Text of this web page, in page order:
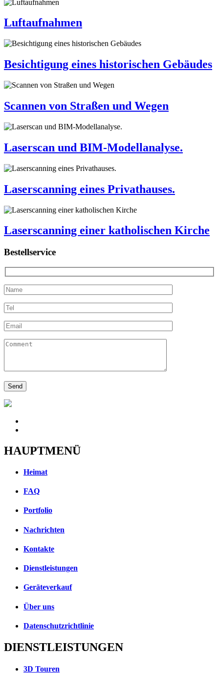
Luftaufnahmen
Besichtigung eines historischen Gebäudes
Scannen von Straßen und Wegen
Laserscan und BIM-Modellanalyse.
Laserscanning eines Privathauses.
Laserscanning einer katholischen Kirche
Bestellservice
HAUPTMENÜ
Heimat
FAQ
Portfolio
Nachrichten
Kontakte
Dienstleistungen
Geräteverkauf
Über uns
Datenschutzrichtlinie
DIENSTLEISTUNGEN
3D Touren